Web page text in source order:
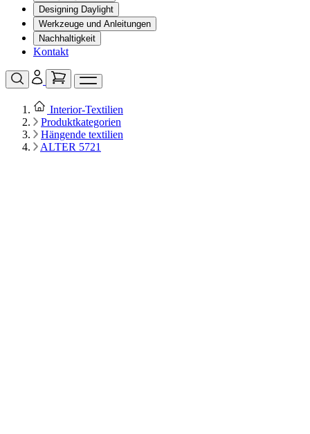
Designing Daylight
Werkzeuge und Anleitungen
Nachhaltigkeit
Kontakt
Interior‑Textilien
Produktkategorien
Hängende textilien
ALTER 5721